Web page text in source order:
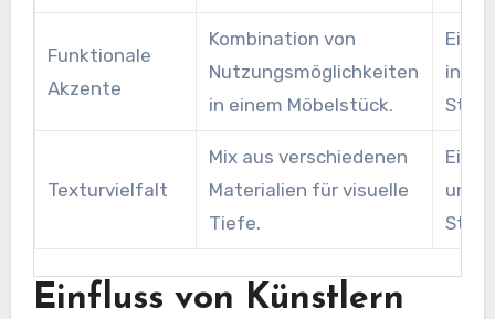
Funktionale
Akzente
Kombination von
Nutzungsmöglichkeiten
in einem Möbelstück.
Ein
Texturvielfalt
Mix aus verschiedenen
Materialien für visuelle
Tiefe.
Ein
und
Einfluss von Künstlern